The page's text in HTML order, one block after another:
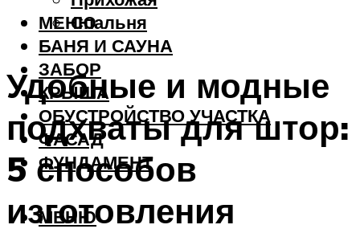
Спальня
БАНЯ И САУНА
ЗАБОР
КРЫША
ОБУСТРОЙСТВО УЧАСТКА
ФАСАД
ФУНДАМЕНТ
МЕНЮ
МЕНЮ
Удобные и модные
подхваты для штор:
5 способов
изготовления